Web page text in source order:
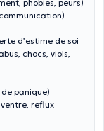
phobies, peurs)
d’estime de soi
chocs, viols,
panique)
reflux